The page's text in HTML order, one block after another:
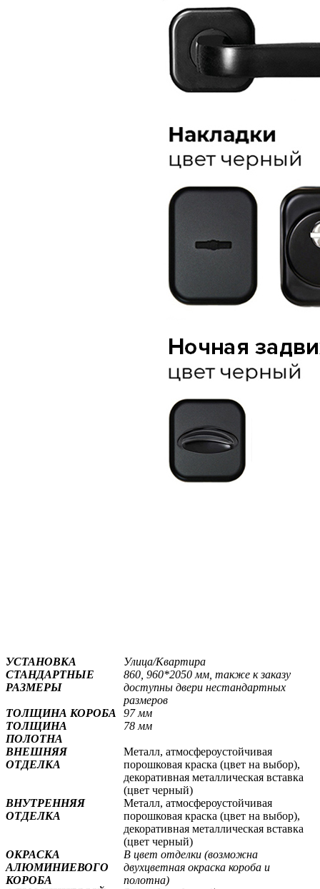
УСТАНОВКА
Улица/Квартира
СТАНДАРТНЫЕ
РАЗМЕРЫ
860, 960*2050 мм, также к заказу
доступны двери нестандартных
размеров
ТОЛЩИНА КОРОБА
97 мм
ТОЛЩИНА
ПОЛОТНА
78 мм
ВНЕШНЯЯ
ОТДЕЛКА
Металл, атмосфероустойчивая
порошковая краска (цвет на выбор),
декоративная металлическая вставка
(цвет черный)
ВНУТРЕННЯЯ
ОТДЕЛКА
Металл, атмосфероустойчивая
порошковая краска (цвет на выбор),
декоративная металлическая вставка
(цвет черный)
ОКРАСКА
АЛЮМИНИЕВОГО
КОРОБА
В цвет отделки (возможна
двухцветная окраска короба и
полотна)